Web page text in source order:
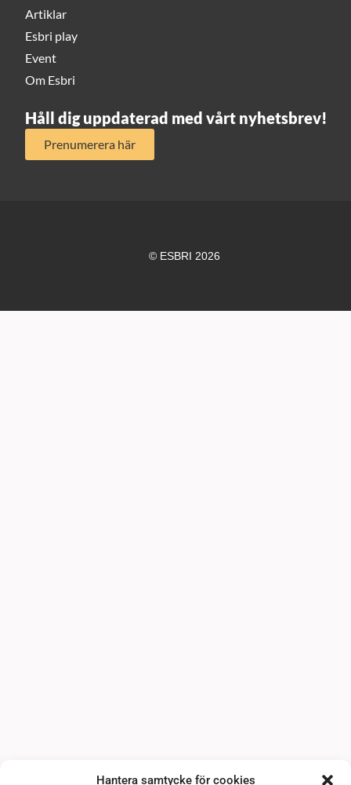
Hantera samtycke för cookies
Artiklar
Esbri play
Event
Om Esbri
Håll dig uppdaterad med vårt nyhetsbrev!
Prenumerera här
© ESBRI 2026